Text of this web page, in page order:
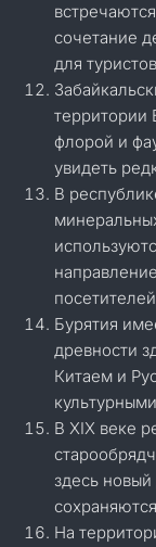
сочетание
для
территории
флорой и
увидеть
В
Бурятия
древности
Китаем и
В XIX веке
здесь
На